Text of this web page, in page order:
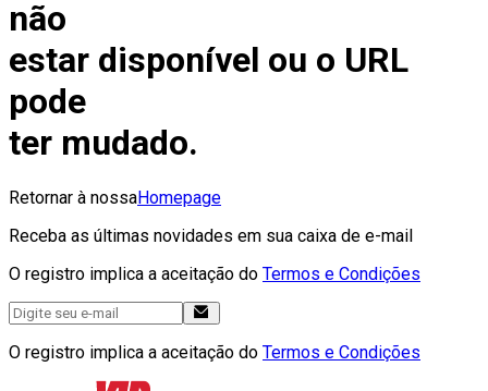
não
estar disponível ou o URL
pode
ter mudado.
Retornar à nossaHomepage
Receba as últimas novidades em sua caixa de e-mail
O registro implica a aceitação do Termos e Condições
O registro implica a aceitação do Termos e Condições